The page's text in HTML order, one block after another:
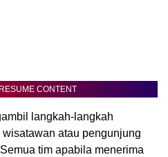
CONTENT
langkah-langkah
atau pengunjung
tim apabila menerima